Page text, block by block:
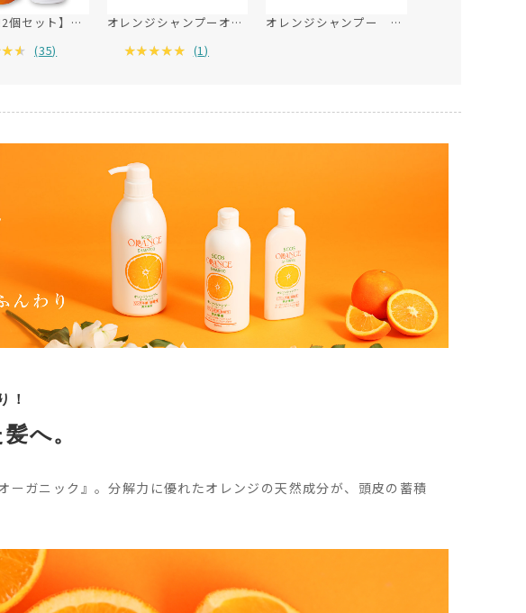
【WEB得!2個セット】オレンジシャンプーオーガニック ポンプ(500mL)＆詰替用(485mL)セット
(35)
オレンジシャンプーオーガニック 150mL
(1)
オレンジシャンプー パウチ3包
り ！
髪へ。
ガニック』。分解力に優れたオレンジの天然成分が、頭皮の蓄積